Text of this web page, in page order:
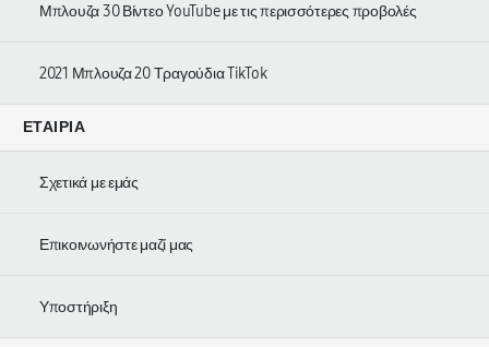
Μπλουζα 30 Βίντεο YouTube με τις περισσότερες προβολές
2021 Μπλουζα 20 Τραγούδια TikTok
ΕΤΑΙΡΊΑ
Σχετικά με εμάς
Επικοινωνήστε μαζί μας
Υποστήριξη